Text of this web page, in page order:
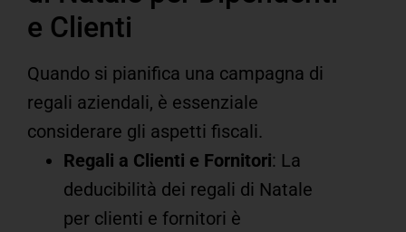
e Clienti
Quando si pianifica una campagna di
regali aziendali, è essenziale
considerare gli aspetti fiscali.
Regali a Clienti e Fornitori: La
deducibilità dei regali di Natale
per clienti e fornitori è